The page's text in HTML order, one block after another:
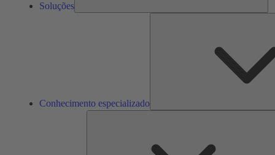
Soluções
Conhecimento especializado